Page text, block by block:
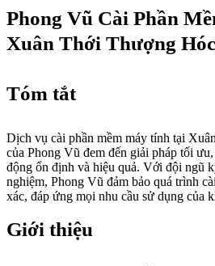
Phong Vũ Cài Phần
Xuân Thới Thượng
Tóm tắt
Dịch vụ cài phần mềm máy tính tại
của Phong Vũ đem đến giải pháp tối
động ổn định và hiệu quả. Với đội ngũ
nghiệm, Phong Vũ đảm bảo quá trình
xác, đáp ứng mọi nhu cầu sử dụng của
Giới thiệu